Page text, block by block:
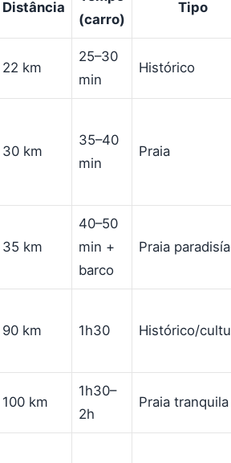
Distância
(carro)
Tipo
22 km
25–30
min
Histórico
30 km
35–40
min
Praia
35 km
40–50
min +
barco
Praia
90 km 1h30 Histórico/
100 km
1h30–
2h
Praia tranquila